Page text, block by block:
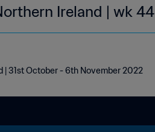
Ireland | wk 44
| 31st October - 6th November 2022